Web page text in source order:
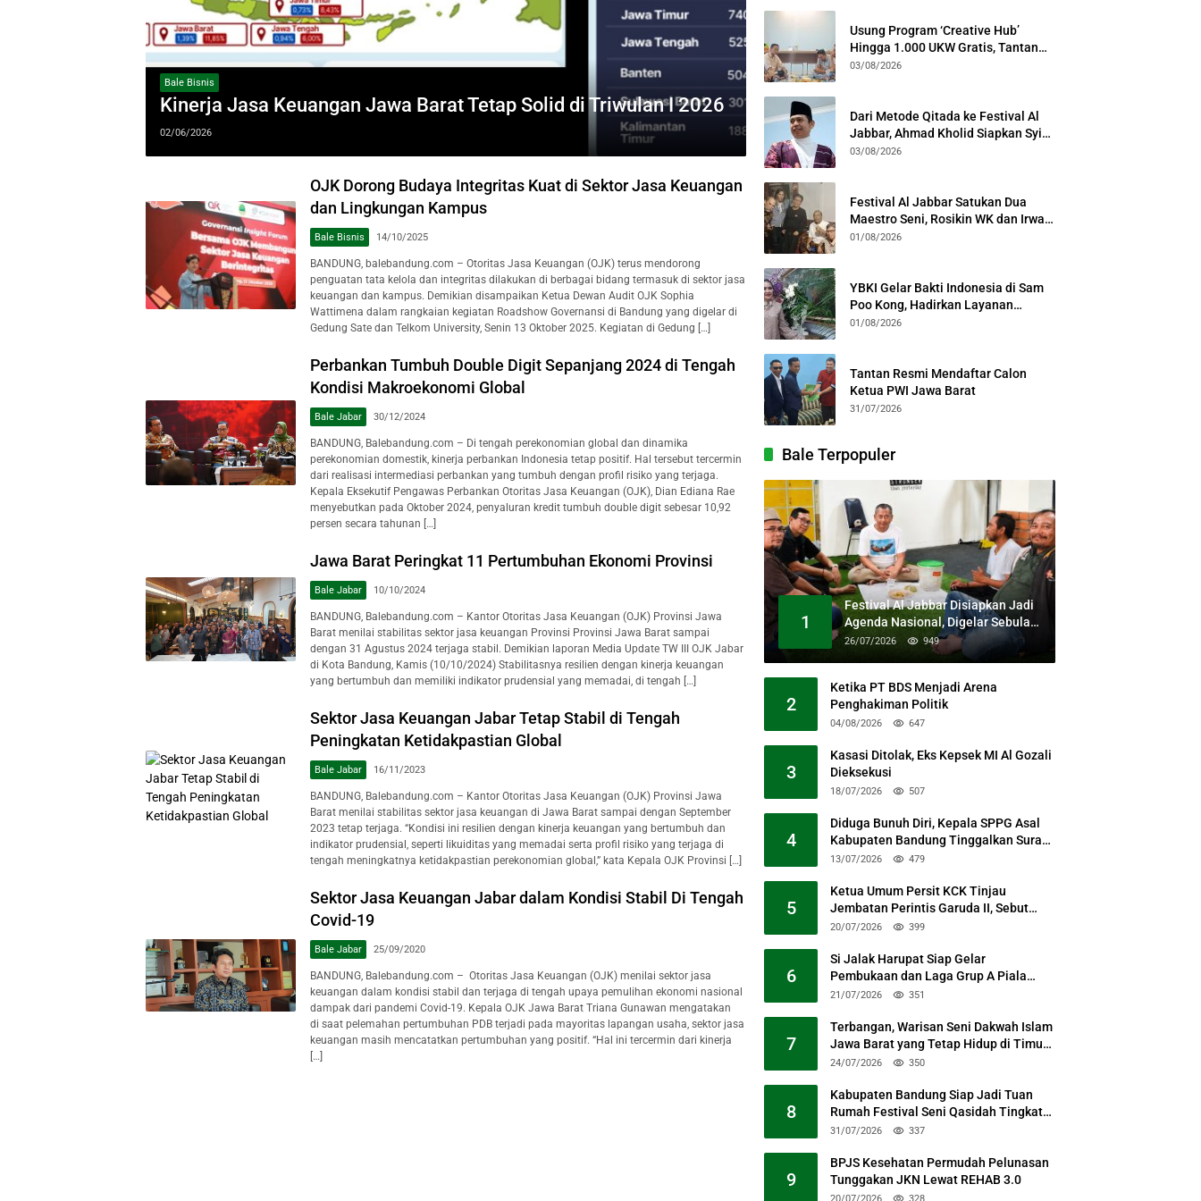
Bale Bisnis
Kinerja Jasa Keuangan Jawa Barat Tetap Solid di Triwulan I 2026
02/06/2026
OJK Dorong Budaya Integritas Kuat di Sektor Jasa Keuangan
dan Lingkungan Kampus
Bale Bisnis 14/10/2025
BANDUNG, balebandung.com – Otoritas Jasa Keuangan (OJK) terus mendorong
penguatan tata kelola dan integritas dilakukan di berbagai bidang termasuk di sektor jasa
keuangan dan kampus. Demikian disampaikan Ketua Dewan Audit OJK Sophia
Wattimena dalam rangkaian kegiatan Roadshow Governansi di Bandung yang digelar di
Gedung Sate dan Telkom University, Senin 13 Oktober 2025. Kegiatan di Gedung […]
Perbankan Tumbuh Double Digit Sepanjang 2024 di Tengah
Kondisi Makroekonomi Global
Bale Jabar 30/12/2024
BANDUNG, Balebandung.com – Di tengah perekonomian global dan dinamika
perekonomian domestik, kinerja perbankan Indonesia tetap positif. Hal tersebut tercermin
dari realisasi intermediasi perbankan yang tumbuh dengan profil risiko yang terjaga.
Kepala Eksekutif Pengawas Perbankan Otoritas Jasa Keuangan (OJK), Dian Ediana Rae
menyebutkan pada Oktober 2024, penyaluran kredit tumbuh double digit sebesar 10,92
persen secara tahunan […]
Jawa Barat Peringkat 11 Pertumbuhan Ekonomi Provinsi
Bale Jabar 10/10/2024
BANDUNG, Balebandung.com – Kantor Otoritas Jasa Keuangan (OJK) Provinsi Jawa
Barat menilai stabilitas sektor jasa keuangan Provinsi Provinsi Jawa Barat sampai
dengan 31 Agustus 2024 terjaga stabil. Demikian laporan Media Update TW III OJK Jabar
di Kota Bandung, Kamis (10/10/2024) Stabilitasnya resilien dengan kinerja keuangan
yang bertumbuh dan memiliki indikator prudensial yang memadai, di tengah […]
Sektor Jasa Keuangan Jabar Tetap Stabil di Tengah
Peningkatan Ketidakpastian Global
Bale Jabar 16/11/2023
BANDUNG, Balebandung.com – Kantor Otoritas Jasa Keuangan (OJK) Provinsi Jawa
Barat menilai stabilitas sektor jasa keuangan di Jawa Barat sampai dengan September
2023 tetap terjaga. “Kondisi ini resilien dengan kinerja keuangan yang bertumbuh dan
indikator prudensial, seperti likuiditas yang memadai serta profil risiko yang terjaga di
tengah meningkatnya ketidakpastian perekonomian global,” kata Kepala OJK Provinsi […]
Sektor Jasa Keuangan Jabar dalam Kondisi Stabil Di Tengah
Covid-19
Bale Jabar 25/09/2020
BANDUNG, Balebandung.com – Otoritas Jasa Keuangan (OJK) menilai sektor jasa
keuangan dalam kondisi stabil dan terjaga di tengah upaya pemulihan ekonomi nasional
dampak dari pandemi Covid-19. Kepala OJK Jawa Barat Triana Gunawan mengatakan
di saat pelemahan pertumbuhan PDB terjadi pada mayoritas lapangan usaha, sektor jasa
keuangan masih mencatatkan pertumbuhan yang positif. “Hal ini tercermin dari kinerja
[…]
Usung Program ‘Creative Hub’
Hingga 1.000 UKW Gratis, Tantan
Sulthon Paparkan Visi PWI Jabar di
03/08/2026
Dari Metode Qitada ke Festival Al
Jabbar, Ahmad Kholid Siapkan Syiar
Al-Qur’an Lewat Nada
03/08/2026
Festival Al Jabbar Satukan Dua
Maestro Seni, Rosikin WK dan Irwan
Guntari Garap Pertunjukan Kolosal
01/08/2026
YBKI Gelar Bakti Indonesia di Sam
Poo Kong, Hadirkan Layanan
Kesehatan Gratis dan Dialog
01/08/2026
Tantan Resmi Mendaftar Calon
Ketua PWI Jawa Barat
31/07/2026
Bale Terpopuler
1
Festival Al Jabbar Disiapkan Jadi
Agenda Nasional, Digelar Sebulan
Penuh di Kawasan Masjid Raya Al
26/07/2026 949
2
Ketika PT BDS Menjadi Arena
Penghakiman Politik
04/08/2026 647
3
Kasasi Ditolak, Eks Kepsek MI Al Gozali
Dieksekusi
18/07/2026 507
4
Diduga Bunuh Diri, Kepala SPPG Asal
Kabupaten Bandung Tinggalkan Surat
Permohonan Maaf
13/07/2026 479
5
Ketua Umum Persit KCK Tinjau
Jembatan Perintis Garuda II, Sebut
Simbol Kebersamaan TNI dan Rakyat
20/07/2026 399
6
Si Jalak Harupat Siap Gelar
Pembukaan dan Laga Grup A Piala
Presiden 2026 Sabtu Mendatang
21/07/2026 351
7
Terbangan, Warisan Seni Dakwah Islam
Jawa Barat yang Tetap Hidup di Timur
Kabupaten Bandung
24/07/2026 350
8
Kabupaten Bandung Siap Jadi Tuan
Rumah Festival Seni Qasidah Tingkat
Nasional
31/07/2026 337
9
BPJS Kesehatan Permudah Pelunasan
Tunggakan JKN Lewat REHAB 3.0
20/07/2026 328